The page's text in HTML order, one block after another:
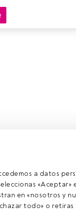
a datos
«Aceptar»
en «nosotros y
todo» o